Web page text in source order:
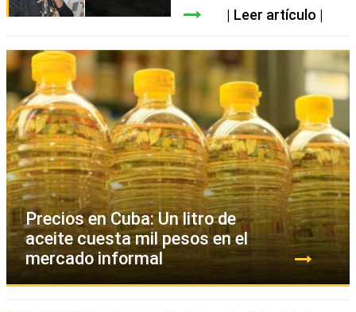
Leer artículo
Precios en Cuba: Un litro de
aceite cuesta mil pesos en el
mercado informal